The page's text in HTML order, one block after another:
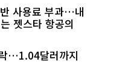
사용료 부과…내
젯스타 항공의
…1.04달러까지